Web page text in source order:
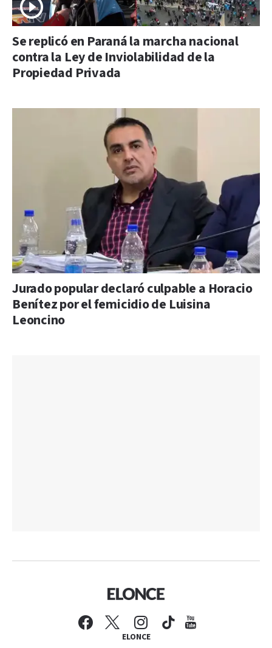
Se replicó en Paraná la marcha nacional
contra la Ley de Inviolabilidad de la
Propiedad Privada
Jurado popular declaró culpable a Horacio
Benítez por el femicidio de Luisina
Leoncino
ELONCE